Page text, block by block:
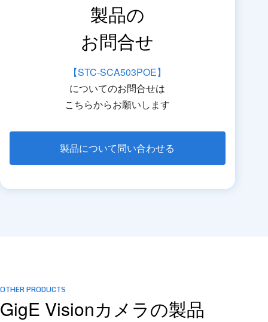
製品の
お問合せ
【STC-SCA503POE】
についてのお問合せは
こちらからお願いします
製品について問い合わせる
OTHER PRODUCTS
GigE Visionカメラの製品